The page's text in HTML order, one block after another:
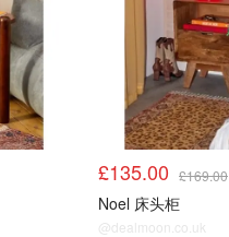
£135.00 £169.00
Noel 床头柜
@dealmoon.co.uk